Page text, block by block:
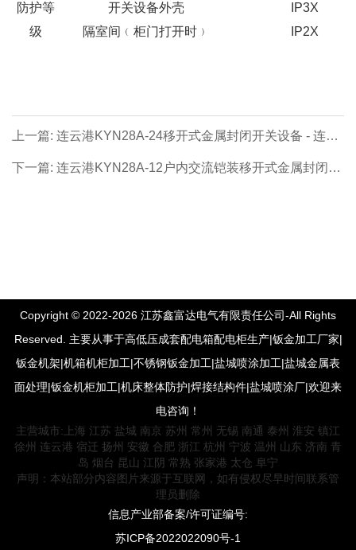
防护等
级
开关设备外壳
IP3X
隔室间﹙柜门打开时﹚
IP2X
上一篇: 连云港KYN28A-24移开式金属封闭开关设备 - 连云
港高压成套系列【价格 厂家 公司】- 江苏连云港专业生产制
下一篇: 连云港KYN28A-12户内交流铠装移开式金属封闭开
Copyright © 2022-2026 江苏鑫富达电气有限责任公司-All Rights
Reserved. 主要从事于高低压成套配电箱配电柜生产|钣金加工厂家|
钣金机架|机箱机柜加工|不锈钢钣金加工|盐城喷涂加工|盐城金属表
面处理|钣金机柜加工|机床整体防护|焊接结构件|盐城喷涂厂|欢迎来
电咨询！
主营城市: 上海 江苏 盐城 南京 苏州 常州 无锡 南通 泰州 淮安 镇江
徐州 连云港 宿迁 扬州 安徽 合肥 浙江 杭州 宁波 温州 山东 济南 青
岛 烟台 昆山 江阴 常熟 张家港 太仓 阜宁
声明：本站部分内容图片来源于互联网，如有侵权尽早时间联系管
理员删除
信息产业部备案/许可证编号:
苏ICP备2022022090号-1